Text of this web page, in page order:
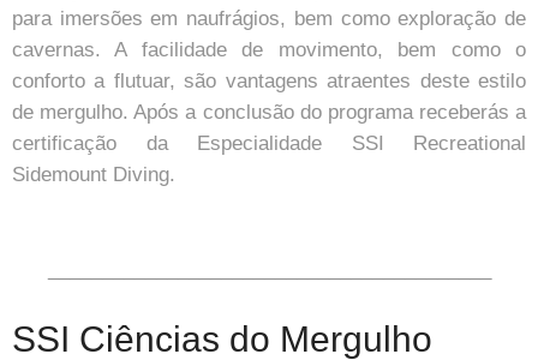
para imersões em naufrágios, bem como exploração de
cavernas. A facilidade de movimento, bem como o
conforto a flutuar, são vantagens atraentes deste estilo
de mergulho. Após a conclusão do programa receberás a
certificação da Especialidade SSI Recreational
Sidemount Diving.
SSI Ciências do Mergulho